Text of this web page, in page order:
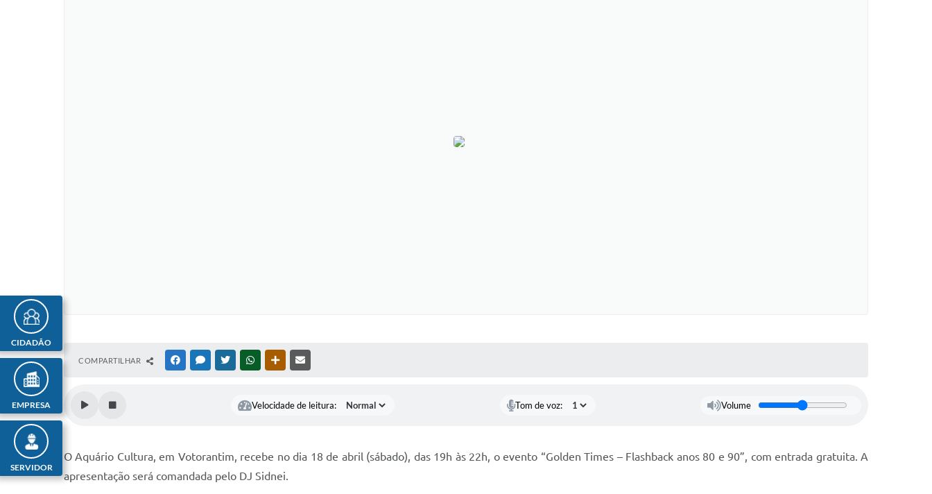
CIDADÃO
EMPRESA
SERVIDOR
COMPARTILHAR FACEBOOKMESSENGER
TWITTERWHATSAPPOUTRAS MÍDIAS
Velocidade de leitura: Tom de voz: Volume
O Aquário Cultura, em Votorantim, recebe no dia 18 de abril (sábado), das 19h às 22h, o evento “Golden Times – Flashback anos 80 e 90”, com entrada gratuita. A
apresentação será comandada pelo DJ Sidnei.